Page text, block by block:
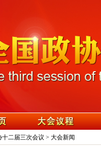
十二届三次会议 > 大会新闻